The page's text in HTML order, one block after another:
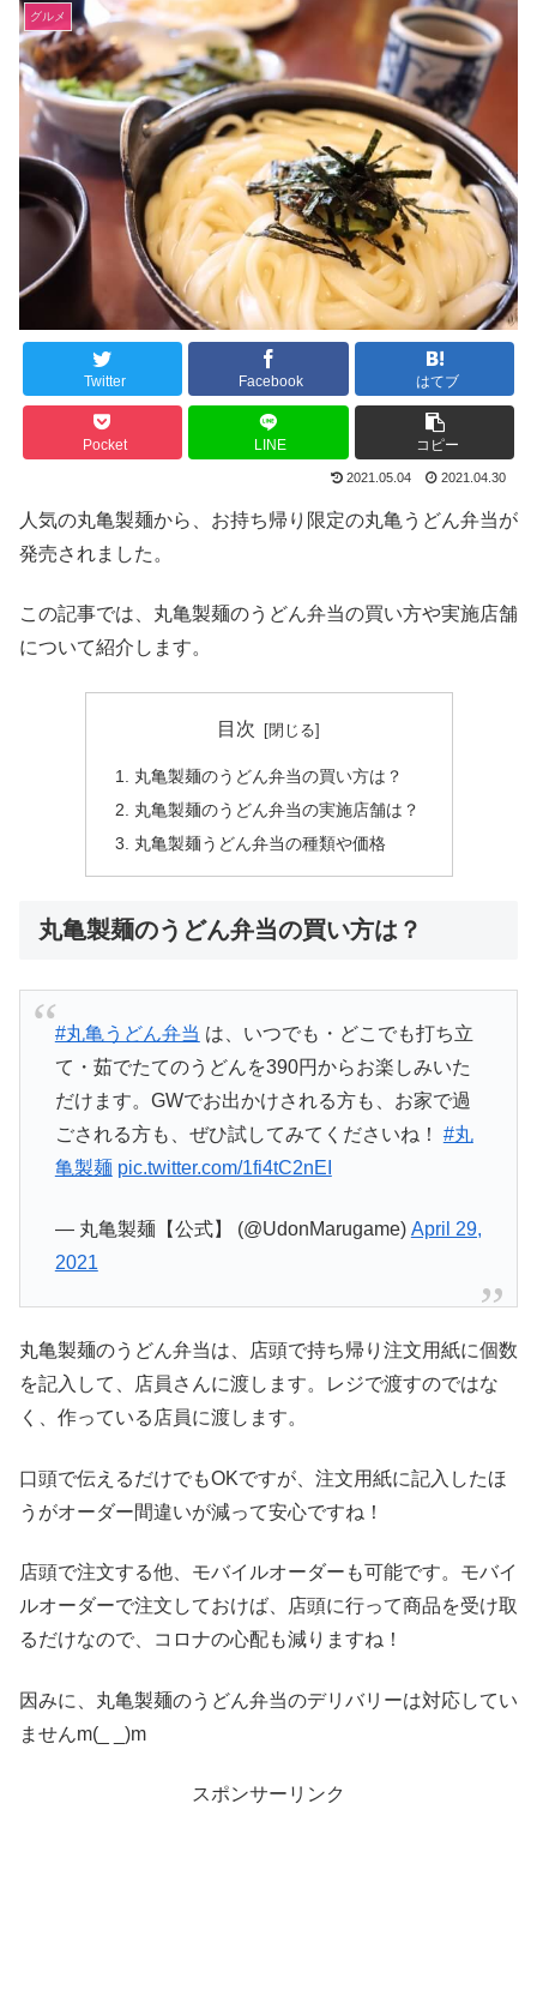
グルメ
Twitter Facebook はてブ
Pocket LINE コピー
2021.05.04 2021.04.30
人気の丸亀製麺から、お持ち帰り限定の丸亀うどん弁当が
発売されました。
この記事では、丸亀製麺のうどん弁当の買い方や実施店舗
について紹介します。
目次
丸亀製麺のうどん弁当の買い方は？
丸亀製麺のうどん弁当の実施店舗は？
丸亀製麺うどん弁当の種類や価格
丸亀製麺のうどん弁当の買い方は？
#丸亀うどん弁当 は、いつでも・どこでも打ち立
て・茹でたてのうどんを390円からお楽しみいた
だけます。GWでお出かけされる方も、お家で過
ごされる方も、ぜひ試してみてくださいね！ #丸
亀製麺 pic.twitter.com/1fi4tC2nEI
— 丸亀製麺【公式】 (@UdonMarugame) April 29,
2021
丸亀製麺のうどん弁当は、店頭で持ち帰り注文用紙に個数
を記入して、店員さんに渡します。レジで渡すのではな
く、作っている店員に渡します。
口頭で伝えるだけでもOKですが、注文用紙に記入したほ
うがオーダー間違いが減って安心ですね！
店頭で注文する他、モバイルオーダーも可能です。モバイ
ルオーダーで注文しておけば、店頭に行って商品を受け取
るだけなので、コロナの心配も減りますね！
因みに、丸亀製麺のうどん弁当のデリバリーは対応してい
ませんm(_ _)m
スポンサーリンク